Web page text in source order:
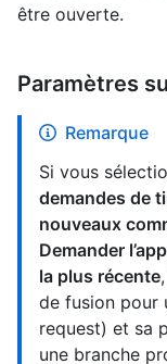
être ouverte.
Paramètres
Remarque
Si vous
demandes de
nouveaux
Demander
la plus récente
de fusion pour
request) et sa
une branche